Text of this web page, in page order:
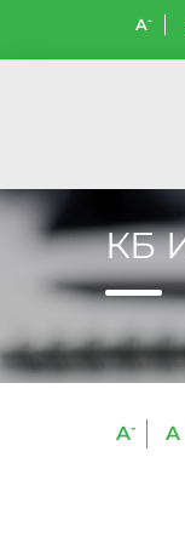
A-
КБ
A- A